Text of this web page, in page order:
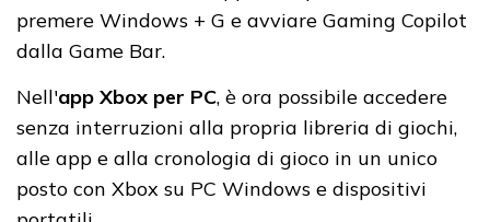
premere Windows + G e avviare Gaming Copilot
dalla Game Bar.
Nell'app Xbox per PC, è ora possibile accedere
senza interruzioni alla propria libreria di giochi,
alle app e alla cronologia di gioco in un unico
posto con Xbox su PC Windows e dispositivi